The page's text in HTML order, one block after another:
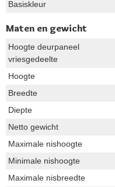
Basiskleur
Maten en gewicht
Hoogte deurpaneel
vriesgedeelte
Hoogte
Breedte
Diepte
Netto gewicht
Maximale nishoogte
Minimale nishoogte
Maximale nisbreedte